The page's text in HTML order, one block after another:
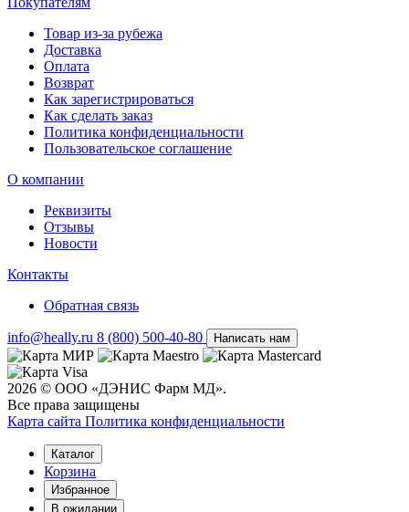
Товар из-за рубежа
Доставка
Оплата
Возврат
Как зарегистрироваться
Как сделать заказ
Политика конфиденциальности
Пользовательское соглашение
О компании
Реквизиты
Отзывы
Новости
Контакты
Обратная связь
info@heally.ru 8 (800) 500-40-80 Написать нам
2026 © ООО «ДЭНИС Фарм МД».
Все права защищены
Карта сайта Политика конфиден­циальности
Каталог
Корзина
Избранное
В ожидании